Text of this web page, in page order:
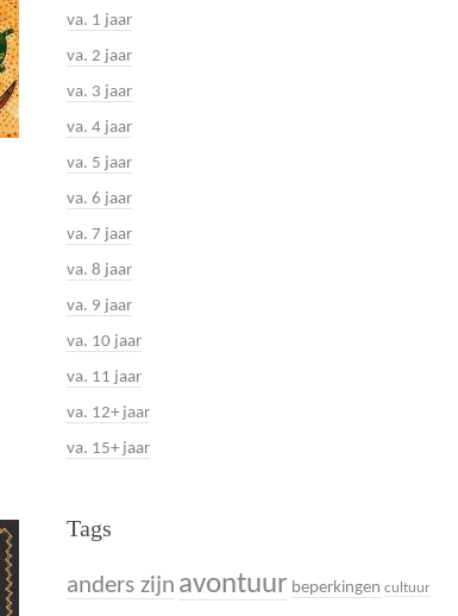
va. 1 jaar
va. 2 jaar
va. 3 jaar
va. 4 jaar
va. 5 jaar
va. 6 jaar
va. 7 jaar
va. 8 jaar
va. 9 jaar
va. 10 jaar
va. 11 jaar
va. 12+ jaar
va. 15+ jaar
Tags
anders zijn avontuur beperkingen cultuur